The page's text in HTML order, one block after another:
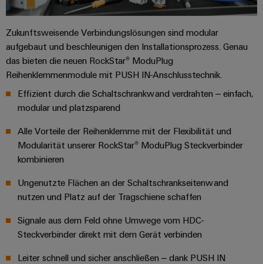
Zukunftsweisende Verbindungslösungen sind modular
aufgebaut und beschleunigen den Installationsprozess. Genau
das bieten die neuen RockStar® ModuPlug
Reihenklemmenmodule mit PUSH IN-Anschlusstechnik.
Effizient durch die Schaltschrankwand verdrahten – einfach,
modular und platzsparend
Alle Vorteile der Reihenklemme mit der Flexibilität und
Modularität unserer RockStar® ModuPlug Steckverbinder
kombinieren
Ungenutzte Flächen an der Schaltschrankseitenwand
nutzen und Platz auf der Tragschiene schaffen
Signale aus dem Feld ohne Umwege vom HDC-
Steckverbinder direkt mit dem Gerät verbinden
Leiter schnell und sicher anschließen – dank PUSH IN